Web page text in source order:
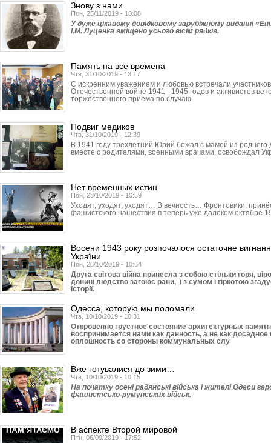
Знову з нами
Пон, 25/11/2019 - 10:08
У дуже цікавому довідковому зарубіжному виданні
І.М. Луценка вміщено усього вісім рядків.
Память на все времена
Чтв, 31/10/2019 - 13:17
С искренним уважением и любовью встречали
Отечественной войне 1941 - 1945 годов и активистов
торжественного приема по случаю
Подвиг медиков
Чтв, 31/10/2019 - 12:39
В 1941 году трехлетний Юрий бежал с мамой из
вместе с родителями, военными врачами, освобождал
Нет временных истин
Пон, 28/10/2019 - 10:59
Уходят, уходят, уходят… В вечность… Фронтовики,
фашистского нашествия в теперь уже далёком октябре
Восени 1943 року розпочалося остаточне
України
Пон, 28/10/2019 - 10:54
Друга світова війна принесла з собою стільки горя,
донині людство загоює рани, і з сумом і гіркотою
історії.
Одесса, которую мы поломали
Чтв, 10/10/2019 - 10:31
Откровенно грустное состояние архитектурных
воспринимается нами как данность, а не как
оплошность со стороны коммунальных слу
Вже готувалися до зими…
Чтв, 10/10/2019 - 10:15
На початку осені радянські війська і жителі Одеси
фашистсько-румунських військ.
В аспекте Второй мировой
Птн, 06/09/2019 - 17:52